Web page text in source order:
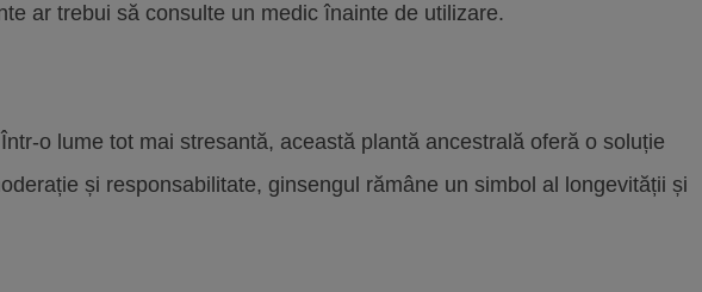
ar trebui să consulte un medic înainte de utilizare.
o lume tot mai stresantă, această plantă ancestrală oferă o soluție
și responsabilitate, ginsengul rămâne un simbol al longevității și